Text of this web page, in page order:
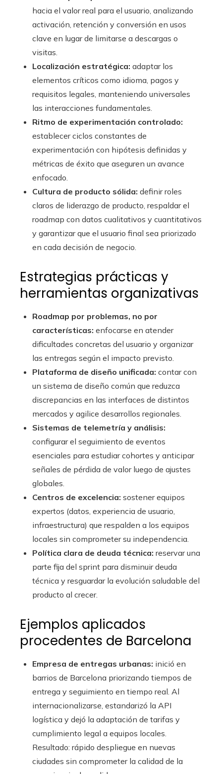
hacia el valor real para el usuario, analizando
activación, retención y conversión en usos
clave en lugar de limitarse a descargas o
visitas.
Localización estratégica: adaptar los
elementos críticos como idioma, pagos y
requisitos legales, manteniendo universales
las interacciones fundamentales.
Ritmo de experimentación controlado:
establecer ciclos constantes de
experimentación con hipótesis definidas y
métricas de éxito que aseguren un avance
enfocado.
Cultura de producto sólida: definir roles
claros de liderazgo de producto, respaldar el
roadmap con datos cualitativos y cuantitativos
y garantizar que el usuario final sea priorizado
en cada decisión de negocio.
Estrategias prácticas y
herramientas organizativas
Roadmap por problemas, no por
características: enfocarse en atender
dificultades concretas del usuario y organizar
las entregas según el impacto previsto.
Plataforma de diseño unificada: contar con
un sistema de diseño común que reduzca
discrepancias en las interfaces de distintos
mercados y agilice desarrollos regionales.
Sistemas de telemetría y análisis:
configurar el seguimiento de eventos
esenciales para estudiar cohortes y anticipar
señales de pérdida de valor luego de ajustes
globales.
Centros de excelencia: sostener equipos
expertos (datos, experiencia de usuario,
infraestructura) que respalden a los equipos
locales sin comprometer su independencia.
Política clara de deuda técnica: reservar una
parte fija del sprint para disminuir deuda
técnica y resguardar la evolución saludable del
producto al crecer.
Ejemplos aplicados
procedentes de Barcelona
Empresa de entregas urbanas: inició en
barrios de Barcelona priorizando tiempos de
entrega y seguimiento en tiempo real. Al
internacionalizarse, estandarizó la API
logística y dejó la adaptación de tarifas y
cumplimiento legal a equipos locales.
Resultado: rápido despliegue en nuevas
ciudades sin comprometer la calidad de la